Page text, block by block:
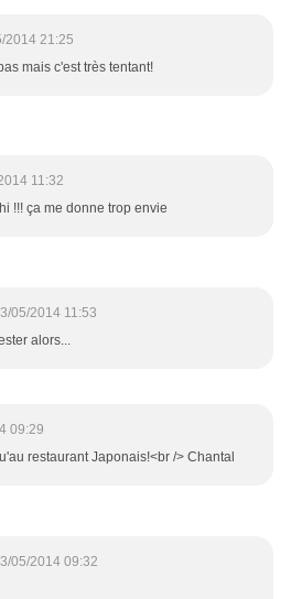
2014 21:25
mais c'est très tentant!
11:32
!!! ça me donne trop envie
05/2014 11:53
alors...
09:29
restaurant Japonais!<br /> Chantal
05/2014 09:32